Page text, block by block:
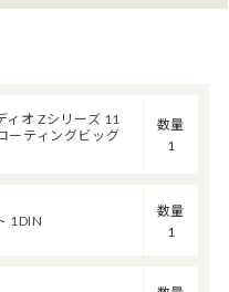
ィオ Zシリーズ 11
ーティングビッグ
数量
1
1DIN
数量
1